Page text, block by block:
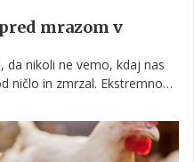
mrazom v
da nikoli ne vemo, kdaj nas
ničlo in zmrzal. Ekstremno
da zanje poskrbimo